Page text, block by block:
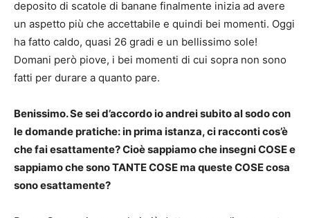
deposito di scatole di banane finalmente inizia ad avere
un aspetto più che accettabile e quindi bei momenti. Oggi
ha fatto caldo, quasi 26 gradi e un bellissimo sole!
Domani però piove, i bei momenti di cui sopra non sono
fatti per durare a quanto pare.
Benissimo. Se sei d’accordo io andrei subito al sodo con
le domande pratiche: in prima istanza, ci racconti cos’è
che fai esattamente? Cioè sappiamo che insegni COSE e
sappiamo che sono TANTE COSE ma queste COSE cosa
sono esattamente?